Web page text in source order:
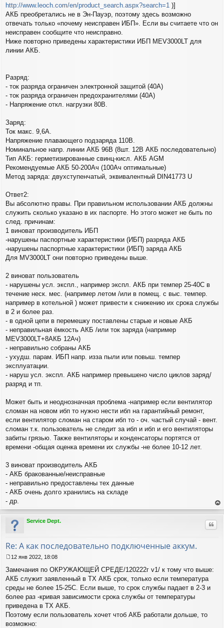
http://www.leoch.com/en/product_search.aspx?search=1 )]
АКБ преобретались не в Эн-Пауэр, поэтому здесь возможно
отвечать только «почему неисправен ИБП». Если вы считаете что он
неисправен сообщите что неисправно.
Ниже повторно приведены характеристики ИБП MEV3000LT для
линии АКБ.
Разряд:
- ток разряда ограничен электронной защитой (40А)
- ток разряда ограничен предохранителями (40А)
- Напряжение откл. нагрузки 80В.
Заряд:
Ток макс. 9,6А.
Напряжение плавающего подзаряда 110В.
Номинальное напр. линии АКБ 96В (8шт. 12В АКБ последовательно)
Тип АКБ: герметизированные свинц-кисл. АКБ AGM
Рекомендуемые АКБ 50-200Ач (100Ач оптимальные)
Метод заряда: двухступенчатый, эквивалентный DIN41773 U
Ответ2:
Вы абсолютно правы. При правильном использовании АКБ должны
служить сколько указано в их паспорте. Но этого может не быть по
след. причинам:
1 виноват производитель ИБП
-нарушены паспортные характеристики (ИБП) разряда АКБ
-нарушены паспортные характеристики (ИБП) заряда АКБ
Для MV3000LT они повторно приведены выше.
2 виноват пользователь
- нарушены усл. экспл., например экспл. АКБ при темпер 25-40С в
течение неск. мес. (например летом /или в помещ. с выс. темпер.
например в котельной ) может привести к снижению их срока службы
в 2 и более раз.
- в одной цепи в перемешку поставлены старые и новые АКБ
- неправильная ёмкость АКБ /или ток заряда (например
MEV3000LT+8АКБ 12Ач)
- неправильно собраны АКБ
- ухудш. парам. ИБП напр. изза пыли или повыш. темпер
эксплуатации.
- наруш усл. экспл. АКБ например превышено число циклов заряд/
разряд и тп.
Может быть и неоднозначная проблема -например если вентилятор
сломан на новом ибп то нужно нести ибп на гарантийный ремонт,
если вентилятор сломан на старом ибп то - оч. частый случай - вент.
сломан т.к. пользователь не следит за ибп и ибп и его вентиляторы
забиты грязью. Также вентиляторы и конденсаторы портятся от
времени -общая оценка времени их службы -не более 10-12 лет.
3 виноват производитель АКБ
- АКБ бракованные/неисправные
- неправильно предоставлены тех данные
- АКБ очень долго хранились на складе
- др.
ер
Service Dept.
Re: А как последовательно подключенные аккум.
о
о
е
н
и
е
12 янв 2022, 18:08
Замечания по ОКРУЖАЮЩЕЙ СРЕДЕ/120222г v1/ к тому что выше:
АКБ служит заявленный в ТХ АКБ срок, только если температура
среды не более 15-25С. Если выше, то срок службы падает в 2-3 и
более раз -кривая зависимости срока службы от температуры
приведена в ТХ АКБ.
Поэтому если пользователь хочет чтоб АКБ работали дольше, то
возможно: